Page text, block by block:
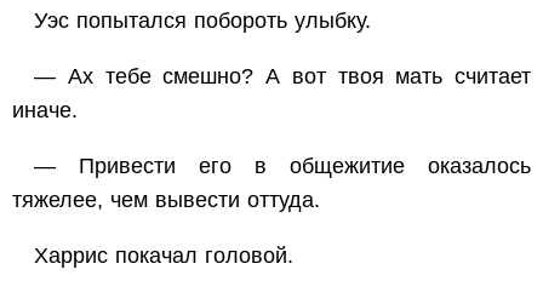
Уэс попытался побороть улыбку.
— Ах тебе смешно? А вот твоя мать считает
иначе.
— Привести его в общежитие оказалось
тяжелее, чем вывести оттуда.
Харрис покачал головой.